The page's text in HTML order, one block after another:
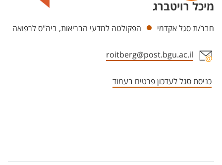
מיכל רויטברג
יחידות
חבר/ת סגל אקדמי הפקולטה למדעי הבריאות, ביה"ס לרפואה
roitberg@post.bgu.ac.il
כניסת סגל לעדכון פרטים בעמוד